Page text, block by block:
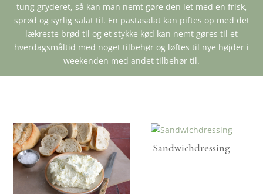
tung gryderet, så kan man nemt gøre den let med en frisk,
sprød og syrlig salat til. En pastasalat kan piftes op med det
lækreste brød til og et stykke kød kan nemt gøres til et
hverdagsmåltid med noget tilbehør og løftes til nye højder i
weekenden med andet tilbehør til.
Sandwichdressing